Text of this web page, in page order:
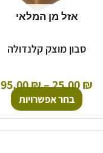
אזל מן המלאי
סבון מוצק קלנדולה
25.00₪
–
95.00₪
בחר אפשרויות